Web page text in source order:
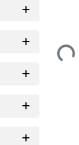
Loading...